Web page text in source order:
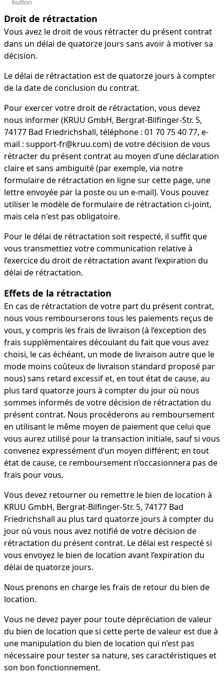
button
Droit de rétractation
Vous avez le droit de vous rétracter du présent contrat
dans un délai de quatorze jours sans avoir à motiver sa
décision.
Le délai de rétractation est de quatorze jours à compter
de la date de conclusion du contrat.
Pour exercer votre droit de rétractation, vous devez
nous informer (KRUU GmbH, Bergrat-Bilfinger-Str. 5,
74177 Bad Friedrichshall, téléphone : 01 70 75 40 77, e-
mail : support-fr@kruu.com) de votre décision de vous
rétracter du présent contrat au moyen d’une déclaration
claire et sans ambiguïté (par exemple, via notre
formulaire de rétractation en ligne sur cette page, une
lettre envoyée par la poste ou un e-mail). Vous pouvez
utiliser le modèle de formulaire de rétractation ci-joint,
mais cela n'est pas obligatoire.
Pour le délai de rétractation soit respecté, il suffit que
vous transmettiez votre communication relative à
l’exercice du droit de rétractation avant l’expiration du
délai de rétractation.
Effets de la rétractation
En cas de rétractation de votre part du présent contrat,
nous vous rembourserons tous les paiements reçus de
vous, y compris les frais de livraison (à l’exception des
frais supplémentaires découlant du fait que vous avez
choisi, le cas échéant, un mode de livraison autre que le
mode moins coûteux de livraison standard proposé par
nous) sans retard excessif et, en tout état de cause, au
plus tard quatorze jours à compter du jour où nous
sommes informés de votre décision de rétractation du
présent contrat. Nous procéderons au remboursement
en utilisant le même moyen de paiement que celui que
vous aurez utilisé pour la transaction initiale, sauf si vous
convenez expressément d’un moyen différent; en tout
état de cause, ce remboursement n’occasionnera pas de
frais pour vous.
Vous devez retourner ou remettre le bien de location à
KRUU GmbH, Bergrat-Bilfinger-Str. 5, 74177 Bad
Friedrichshall au plus tard quatorze jours à compter du
jour où vous nous avez notifié de votre décision de
rétractation du présent contrat. Le délai est respecté si
vous envoyez le bien de location avant l’expiration du
délai de quatorze jours.
Nous prenons en charge les frais de retour du bien de
location.
Vous ne devez payer pour toute dépréciation de valeur
du bien de location que si cette perte de valeur est due à
une manipulation du bien de location qui n’est pas
nécessaire pour tester sa nature, ses caractéristiques et
son bon fonctionnement.